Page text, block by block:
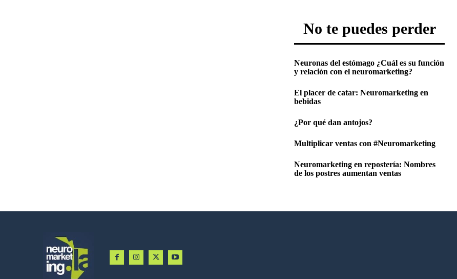
No te puedes perder
Neuronas del estómago ¿Cuál es su función
y relación con el neuromarketing?
El placer de catar: Neuromarketing en
bebidas
¿Por qué dan antojos?
Multiplicar ventas con #Neuromarketing
Neuromarketing en repostería: Nombres
de los postres aumentan ventas